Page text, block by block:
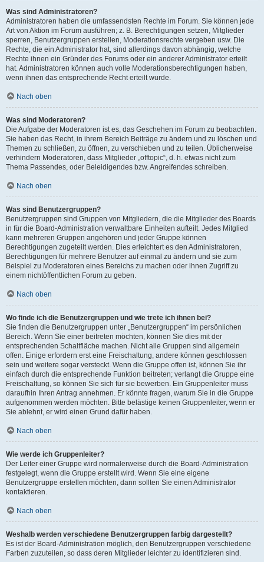
Was sind Administratoren?
Administratoren haben die umfassendsten Rechte im Forum. Sie können jede
Art von Aktion im Forum ausführen; z. B. Berechtigungen setzen, Mitglieder
sperren, Benutzergruppen erstellen, Moderationsrechte vergeben usw. Die
Rechte, die ein Administrator hat, sind allerdings davon abhängig, welche
Rechte ihnen ein Gründer des Forums oder ein anderer Administrator erteilt
hat. Administratoren können auch volle Moderationsberechtigungen haben,
wenn ihnen das entsprechende Recht erteilt wurde.
Nach oben
Was sind Moderatoren?
Die Aufgabe der Moderatoren ist es, das Geschehen im Forum zu beobachten.
Sie haben das Recht, in ihrem Bereich Beiträge zu ändern und zu löschen und
Themen zu schließen, zu öffnen, zu verschieben und zu teilen. Üblicherweise
verhindern Moderatoren, dass Mitglieder „offtopic“, d. h. etwas nicht zum
Thema Passendes, oder Beleidigendes bzw. Angreifendes schreiben.
Nach oben
Was sind Benutzergruppen?
Benutzergruppen sind Gruppen von Mitgliedern, die die Mitglieder des Boards
in für die Board-Administration verwaltbare Einheiten aufteilt. Jedes Mitglied
kann mehreren Gruppen angehören und jeder Gruppe können
Berechtigungen zugeteilt werden. Dies erleichtert es den Administratoren,
Berechtigungen für mehrere Benutzer auf einmal zu ändern und sie zum
Beispiel zu Moderatoren eines Bereichs zu machen oder ihnen Zugriff zu
einem nichtöffentlichen Forum zu geben.
Nach oben
Wo finde ich die Benutzergruppen und wie trete ich ihnen bei?
Sie finden die Benutzergruppen unter „Benutzergruppen“ im persönlichen
Bereich. Wenn Sie einer beitreten möchten, können Sie dies mit der
entsprechenden Schaltfläche machen. Nicht alle Gruppen sind allgemein
offen. Einige erfordern erst eine Freischaltung, andere können geschlossen
sein und weitere sogar versteckt. Wenn die Gruppe offen ist, können Sie ihr
einfach durch die entsprechende Funktion beitreten; verlangt die Gruppe eine
Freischaltung, so können Sie sich für sie bewerben. Ein Gruppenleiter muss
daraufhin Ihren Antrag annehmen. Er könnte fragen, warum Sie in die Gruppe
aufgenommen werden möchten. Bitte belästige keinen Gruppenleiter, wenn er
Sie ablehnt, er wird einen Grund dafür haben.
Nach oben
Wie werde ich Gruppenleiter?
Der Leiter einer Gruppe wird normalerweise durch die Board-Administration
festgelegt, wenn die Gruppe erstellt wird. Wenn Sie eine eigene
Benutzergruppe erstellen möchten, dann sollten Sie einen Administrator
kontaktieren.
Nach oben
Weshalb werden verschiedene Benutzergruppen farbig dargestellt?
Es ist der Board-Administration möglich, den Benutzergruppen verschiedene
Farben zuzuteilen, so dass deren Mitglieder leichter zu identifizieren sind.